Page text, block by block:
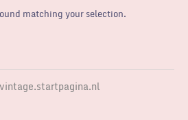
matching your selection.
vintage.startpagina.nl